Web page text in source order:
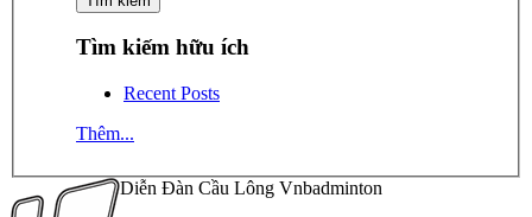
Tìm kiếm hữu ích
Recent Posts
Thêm...
Diễn Đàn Cầu Lông Vnbadminton